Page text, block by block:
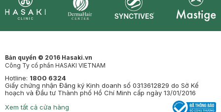
Bản quyền © 2016 Hasaki.vn
Công Ty cổ phần HASAKI VIETNAM
Hotline: 1800 6324
Giấy chứng nhận Đăng ký Kinh doanh số 0313612829 do Sở Kế
hoạch và Đầu tư Thành phố Hồ Chí Minh cấp ngày 13/01/2016
Xem tất cả cửa hàng